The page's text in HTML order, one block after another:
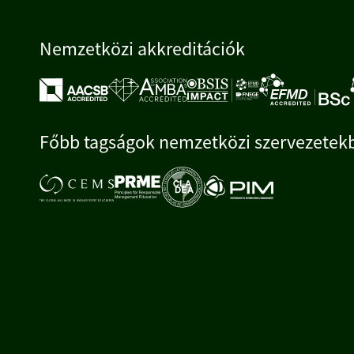
Nemzetközi akkreditációk
Főbb tagságok nemzetközi